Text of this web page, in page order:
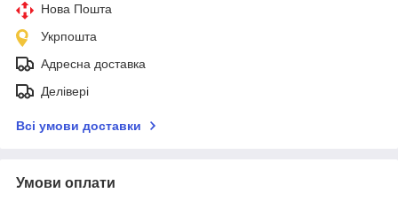
Нова Пошта
Укрпошта
Адресна доставка
Делівері
Всі умови доставки
Умови оплати